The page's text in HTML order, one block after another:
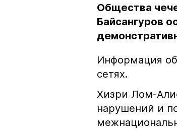
Общества
Байсангуров
Информация
сетях.
Хизри Лом-
нарушений и